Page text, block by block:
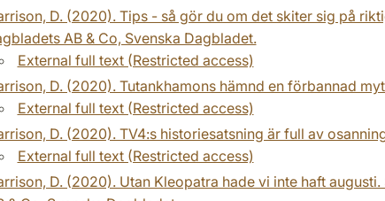
D. (2020). Tips - så gör du om det skiter sig på
AB & Co, Svenska Dagbladet.
External full text (Restricted access)
D. (2020). Tutankhamons hämnd en förbannad
External full text (Restricted access)
D. (2020). TV4:s historiesatsning är full av
External full text (Restricted access)
D. (2020). Utan Kleopatra hade vi inte haft